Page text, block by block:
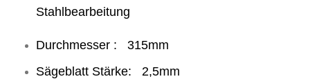
Stahlbearbeitung
Durchmesser : 315mm
Sägeblatt Stärke: 2,5mm